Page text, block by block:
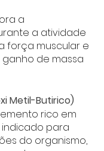
a
a atividade
força muscular e
de massa
Metil-Butirico)
rico em
para
do organismo,